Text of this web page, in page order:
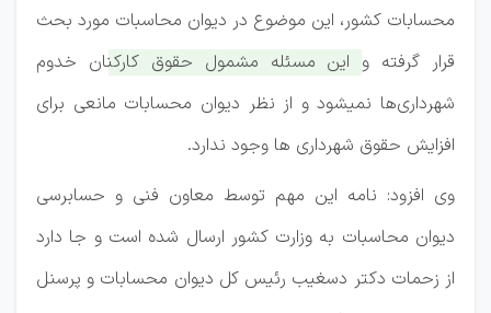
محسابات کشور، این موضوع در دیوان محاسبات مورد بحث
قرار گرفته و این مسئله مشمول حقوق کارکنان خدوم
شهرداری‌ها نمی‎شود و از نظر دیوان محسابات مانعی برای
افزایش حقوق شهرداری ها وجود ندارد.
وی افزود: نامه این مهم توسط معاون فنی و حسابرسی
دیوان محاسبات به وزارت کشور ارسال شده است و جا دارد
از زحمات دکتر دسغیب رئیس کل دیوان محسابات و پرسنل